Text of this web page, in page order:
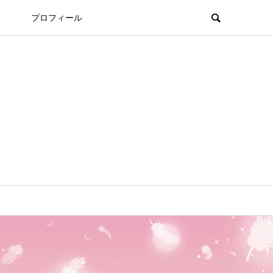
プロフィール